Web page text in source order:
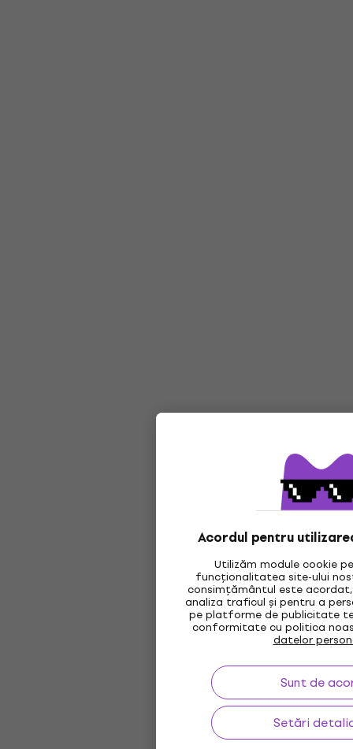
Acordul pentru
Utilizăm module cookie
funcționalitatea site-ului
consimțământul este
analiza traficul și pentru a
pe platforme de publicitate
conformitate cu politica
datelor
Sunt de
Setări